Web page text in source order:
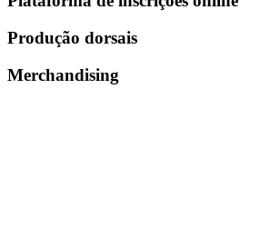
Produção dorsais
Merchandising